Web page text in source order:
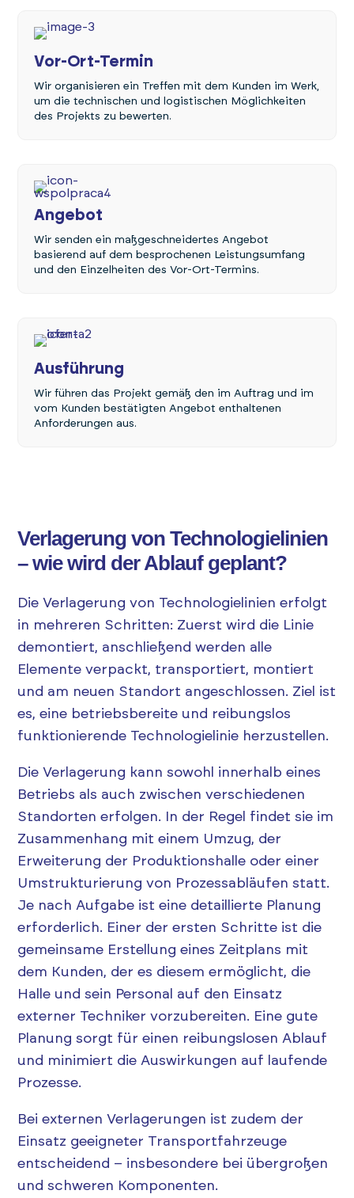
Vor-Ort-Termin
Wir organisieren ein Treffen mit dem Kunden im Werk,
um die technischen und logistischen Möglichkeiten
des Projekts zu bewerten.
Angebot
Wir senden ein maßgeschneidertes Angebot
basierend auf dem besprochenen Leistungsumfang
und den Einzelheiten des Vor-Ort-Termins.
Ausführung
Wir führen das Projekt gemäß den im Auftrag und im
vom Kunden bestätigten Angebot enthaltenen
Anforderungen aus.
Verlagerung von Technologielinien
– wie wird der Ablauf geplant?
Die Verlagerung von Technologielinien erfolgt
in mehreren Schritten: Zuerst wird die Linie
demontiert, anschließend werden alle
Elemente verpackt, transportiert, montiert
und am neuen Standort angeschlossen. Ziel ist
es, eine betriebsbereite und reibungslos
funktionierende Technologielinie herzustellen.
Die Verlagerung kann sowohl innerhalb eines
Betriebs als auch zwischen verschiedenen
Standorten erfolgen. In der Regel findet sie im
Zusammenhang mit einem Umzug, der
Erweiterung der Produktionshalle oder einer
Umstrukturierung von Prozessabläufen statt.
Je nach Aufgabe ist eine detaillierte Planung
erforderlich. Einer der ersten Schritte ist die
gemeinsame Erstellung eines Zeitplans mit
dem Kunden, der es diesem ermöglicht, die
Halle und sein Personal auf den Einsatz
externer Techniker vorzubereiten. Eine gute
Planung sorgt für einen reibungslosen Ablauf
und minimiert die Auswirkungen auf laufende
Prozesse.
Bei externen Verlagerungen ist zudem der
Einsatz geeigneter Transportfahrzeuge
entscheidend – insbesondere bei übergroßen
und schweren Komponenten.